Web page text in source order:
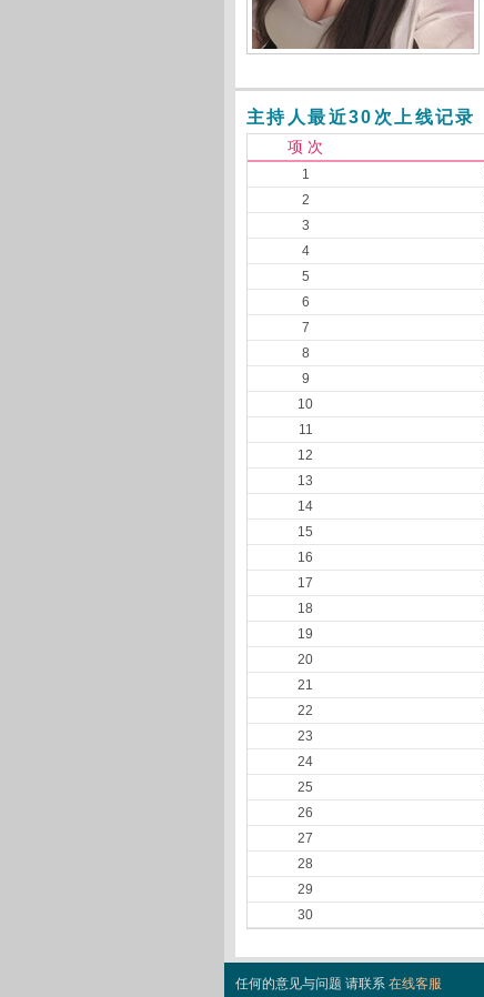
主持人最近30次上线记录
项 次
1
2
3
4
5
6
7
8
9
10
11
12
13
14
15
16
17
18
19
20
21
22
23
24
25
26
27
28
29
30
任何的意见与问题 请联系 在线客服